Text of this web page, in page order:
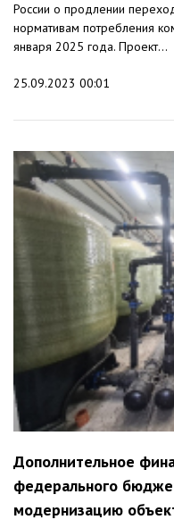
России о продлении
нормативам потребления
января 2025 года. Проект...
25.09.2023 00:01
Дополнительное
федерального
модернизацию